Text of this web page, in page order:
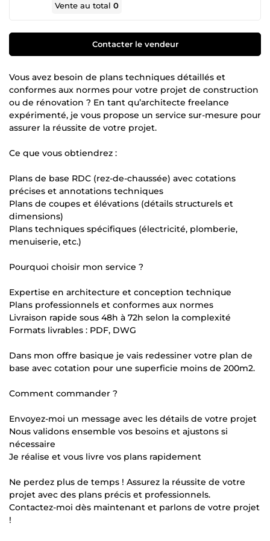
Vente au total0
Contacter le vendeur
Vous avez besoin de plans techniques détaillés et
conformes aux normes pour votre projet de construction
ou de rénovation ? En tant qu’architecte freelance
expérimenté, je vous propose un service sur-mesure pour
assurer la réussite de votre projet.
Ce que vous obtiendrez :
Plans de base RDC (rez-de-chaussée) avec cotations
précises et annotations techniques
Plans de coupes et élévations (détails structurels et
dimensions)
Plans techniques spécifiques (électricité, plomberie,
menuiserie, etc.)
Pourquoi choisir mon service ?
Expertise en architecture et conception technique
Plans professionnels et conformes aux normes
Livraison rapide sous 48h à 72h selon la complexité
Formats livrables : PDF, DWG
Dans mon offre basique je vais redessiner votre plan de
base avec cotation pour une superficie moins de 200m2.
Comment commander ?
Envoyez-moi un message avec les détails de votre projet
Nous validons ensemble vos besoins et ajustons si
nécessaire
Je réalise et vous livre vos plans rapidement
Ne perdez plus de temps ! Assurez la réussite de votre
projet avec des plans précis et professionnels.
Contactez-moi dès maintenant et parlons de votre projet
!